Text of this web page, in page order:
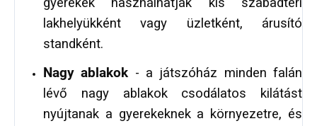
gyerekek használhatják kis szabadtéri
lakhelyükként vagy üzletként, árusító
standként.
Nagy ablakok - a játszóház minden falán
lévő nagy ablakok csodálatos kilátást
nyújtanak a gyerekeknek a környezetre, és